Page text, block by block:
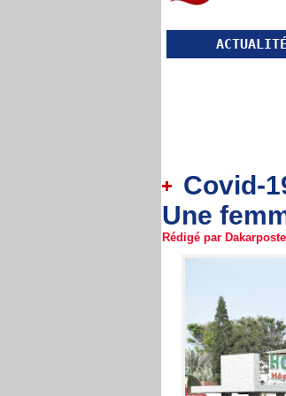
ACTUALITÉ
Covid-
Une
Rédigé par